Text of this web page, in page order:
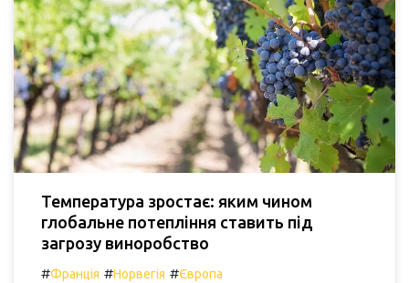
Температура зростає: яким чином
глобальне потепління ставить під
загрозу виноробство
#Франція #Норвегія #Європа